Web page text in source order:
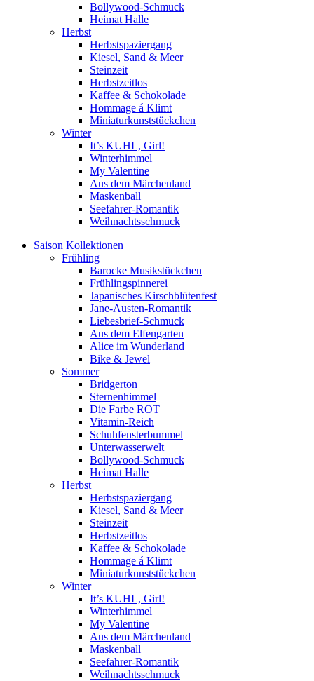
Bollywood-Schmuck
Heimat Halle
Herbst
Herbstspaziergang
Kiesel, Sand & Meer
Steinzeit
Herbstzeitlos
Kaffee & Schokolade
Hommage á Klimt
Miniaturkunststückchen
Winter
It’s KUHL, Girl!
Winterhimmel
My Valentine
Aus dem Märchenland
Maskenball
Seefahrer-Romantik
Weihnachtsschmuck
Saison Kollektionen
Frühling
Barocke Musikstückchen
Frühlingspinnerei
Japanisches Kirschblütenfest
Jane-Austen-Romantik
Liebesbrief-Schmuck
Aus dem Elfengarten
Alice im Wunderland
Bike & Jewel
Sommer
Bridgerton
Sternenhimmel
Die Farbe ROT
Vitamin-Reich
Schuhfensterbummel
Unterwasserwelt
Bollywood-Schmuck
Heimat Halle
Herbst
Herbstspaziergang
Kiesel, Sand & Meer
Steinzeit
Herbstzeitlos
Kaffee & Schokolade
Hommage á Klimt
Miniaturkunststückchen
Winter
It’s KUHL, Girl!
Winterhimmel
My Valentine
Aus dem Märchenland
Maskenball
Seefahrer-Romantik
Weihnachtsschmuck